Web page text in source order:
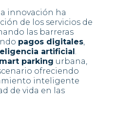
innovación ha
de los servicios de
las barreras
pagos digitales
artificial
parking urbana,
ofreciendo
inteligente
de vida en las